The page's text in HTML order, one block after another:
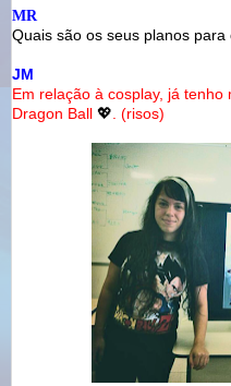
MR
Quais são os seus planos para
JM
Em relação à cosplay, já
Dragon Ball 💖 . (risos)